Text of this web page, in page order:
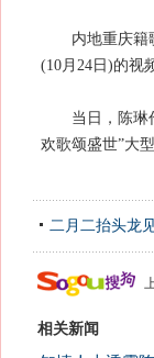
内地重庆籍歌
(10月24日)的视
当日，陈琳作
欢歌颂盛世”大
二月二抬头龙
相关新闻